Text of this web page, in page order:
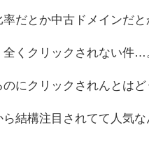
だとか中古ドメインだと
くクリックされない件…
にクリックされんとはど
結構注目されてて人気